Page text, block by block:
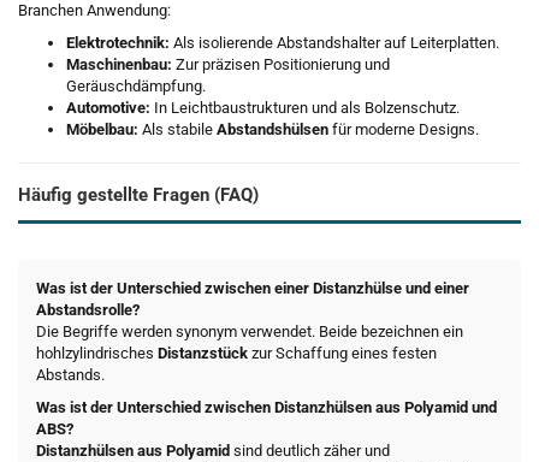
Branchen Anwendung:
Elektrotechnik: Als isolierende Abstandshalter auf Leiterplatten.
Maschinenbau: Zur präzisen Positionierung und
Geräuschdämpfung.
Automotive: In Leichtbaustrukturen und als Bolzenschutz.
Möbelbau: Als stabile Abstandshülsen für moderne Designs.
Häufig gestellte Fragen (FAQ)
Was ist der Unterschied zwischen einer Distanzhülse und einer
Abstandsrolle?
Die Begriffe werden synonym verwendet. Beide bezeichnen ein
hohlzylindrisches Distanzstück zur Schaffung eines festen
Abstands.
Was ist der Unterschied zwischen Distanzhülsen aus Polyamid und
ABS?
Distanzhülsen aus Polyamid sind deutlich zäher und